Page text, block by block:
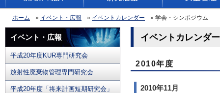
ホーム » イベント・広報 » イベントカレンダー » 学会・シンポジウム
イベント・広報
平成20年度KUR専門研究会
放射性廃棄物管理専門研究会
平成20年度「将来計画短期研究会」
イベントカレンダ
2010年度
2010年11月